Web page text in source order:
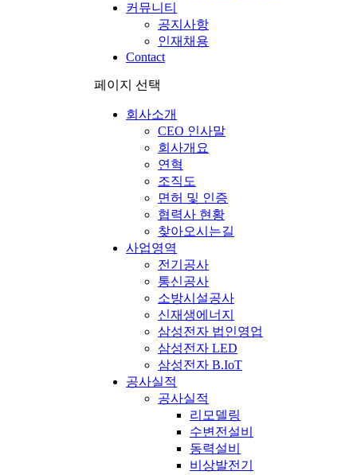
커뮤니티
공지사항
인재채용
Contact
페이지 선택
회사소개
CEO 인사말
회사개요
연혁
조직도
면허 및 인증
협력사 현황
찾아오시는길
사업영역
전기공사
통신공사
소방시설공사
신재생에너지
삼성전자 법인영업
삼성전자 LED
삼성전자 B.IoT
공사실적
공사실적
리모델링
수변전설비
동력설비
비상발전기